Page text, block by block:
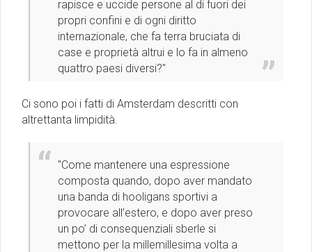
rapisce e uccide persone al di fuori dei
propri confini e di ogni diritto
internazionale, che fa terra bruciata di
case e proprietà altrui e lo fa in almeno
quattro paesi diversi?"
Ci sono poi i fatti di Amsterdam descritti con
altrettanta limpidità.
"Come mantenere una espressione
composta quando, dopo aver mandato
una banda di hooligans sportivi a
provocare all’estero, e dopo aver preso
un po’ di consequenziali sberle si
mettono per la millemillesima volta a